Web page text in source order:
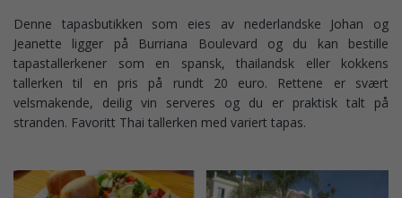
Denne tapasbutikken som eies av nederlandske Johan og
Jeanette ligger på Burriana Boulevard og du kan bestille
tapastallerkener som en spansk, thailandsk eller kokkens
tallerken til en pris på rundt 20 euro. Rettene er svært
velsmakende, deilig vin serveres og du er praktisk talt på
stranden. Favoritt Thai tallerken med variert tapas.